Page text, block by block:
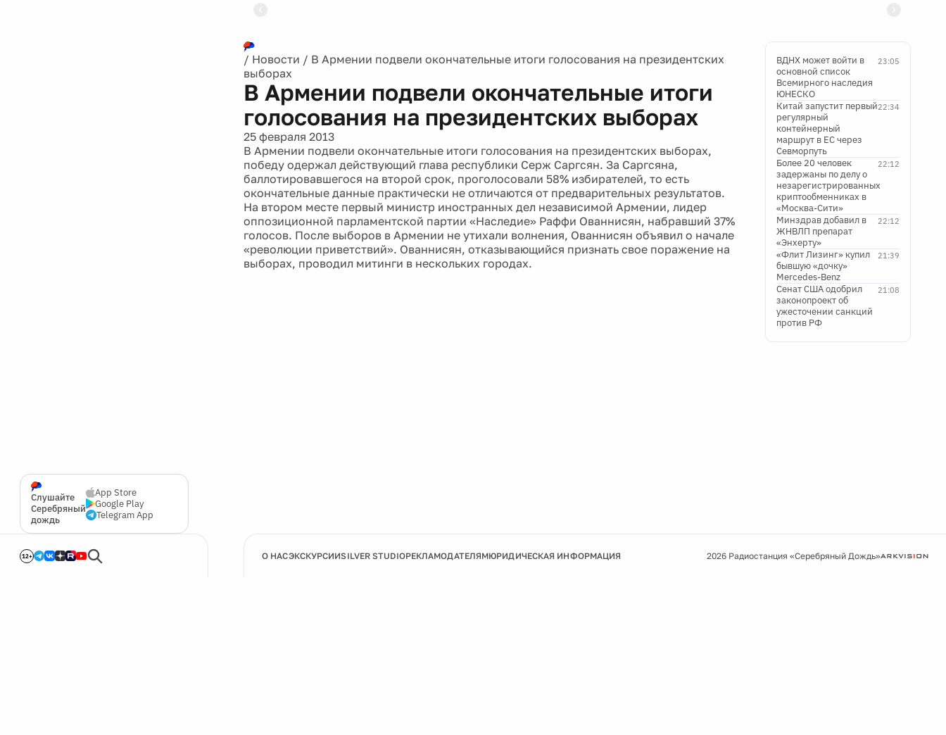
Слушайте
Серебряный
дождь
App Store
Google Play
Telegram App
12+
/ Новости / В Армении подвели окончательные итоги голосования на президентских
выборах
В Армении подвели окончательные итоги
голосования на президентских выборах
25 февраля 2013
В Армении подвели окончательные итоги голосования на президентских выборах,
победу одержал действующий глава республики Серж Саргсян. За Саргсяна,
баллотировавшегося на второй срок, проголосовали 58% избирателей, то есть
окончательные данные практически не отличаются от предварительных результатов.
На втором месте первый министр иностранных дел независимой Армении, лидер
оппозиционной парламентской партии «Наследие» Раффи Ованнисян, набравший 37%
голосов. После выборов в Армении не утихали волнения, Ованнисян объявил о начале
«революции приветствий». Ованнисян, отказывающийся признать свое поражение на
выборах, проводил митинги в нескольких городах.
23:05
ВДНХ может войти в
основной список
Всемирного наследия
ЮНЕСКО
22:34
Китай запустит первый
регулярный
контейнерный
маршрут в ЕС через
Севморпуть
22:12
Более 20 человек
задержаны по делу о
незарегистрированных
криптообменниках в
«Москва-Сити»
22:12
Минздрав добавил в
ЖНВЛП препарат
«Энхерту»
21:39
«Флит Лизинг» купил
бывшую «дочку»
Mercedes-Benz
21:08
Сенат США одобрил
законопроект об
ужесточении санкций
против РФ
О НАСЭКСКУРСИИSILVER STUDIOРЕКЛАМОДАТЕЛЯМЮРИДИЧЕСКАЯ ИНФОРМАЦИЯ 2026 Радиостанция «Серебряный Дождь»